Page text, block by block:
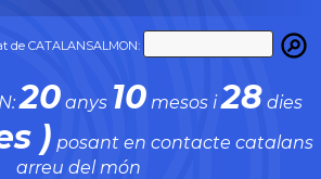
de CATALANSALMON:
20anys 10mesos i28 dies
) posant en contacte catalans
arreu del món